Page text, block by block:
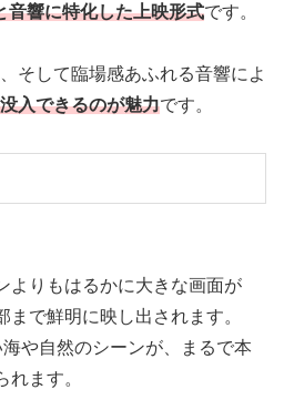
音響に特化した上映形式です。
そして臨場感あふれる音響によ
入できるのが魅力です。
よりもはるかに大きな画面が
まで鮮明に映し出されます。
や自然のシーンが、まるで本
れます。